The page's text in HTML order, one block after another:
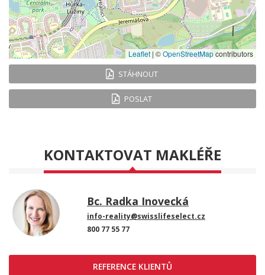
Leaflet |©OpenStreetMapcontributors
STÁHNOUT
POSLAT
KONTAKTOVAT MAKLÉŘE
Bc. Radka Inovecká
info-reality@swisslifeselect.cz
800 77 55 77
REFERENCE KLIENTŮ